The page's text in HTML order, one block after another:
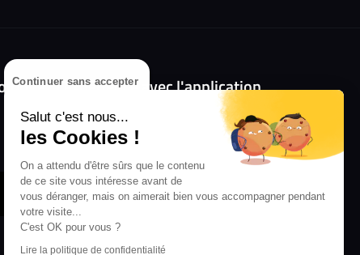
Continuer sans accepter
Salut c'est nous...
les Cookies !
On a attendu d'être sûrs que le contenu
de ce site vous intéresse avant de
vous déranger, mais on aimerait bien vous accompagner pendant
votre visite...
C'est OK pour vous ?
Lire la politique de confidentialité
l'expérience avec l'application
RIFFX !
Disponible sur l'App Store et Google Play